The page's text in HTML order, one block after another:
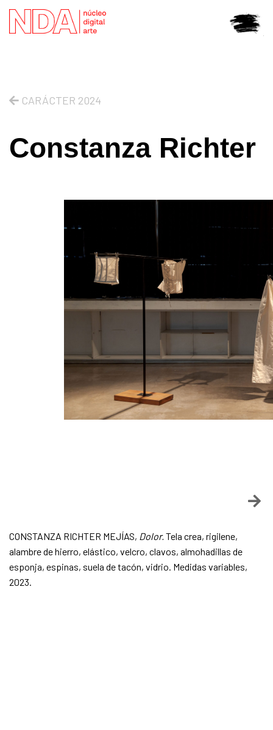
CARÁCTER 2024
Constanza Richter
CONSTANZA RICHTER MEJÍAS, Dolor.Tela crea, rigilene,
alambre de hierro, elástico, velcro, clavos, almohadillas de
esponja, espinas, suela de tacón, vidrio. Medidas variables,
2023.